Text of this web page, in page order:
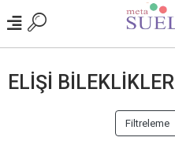
ELIŞI BILEKLIKLER
Filtreleme